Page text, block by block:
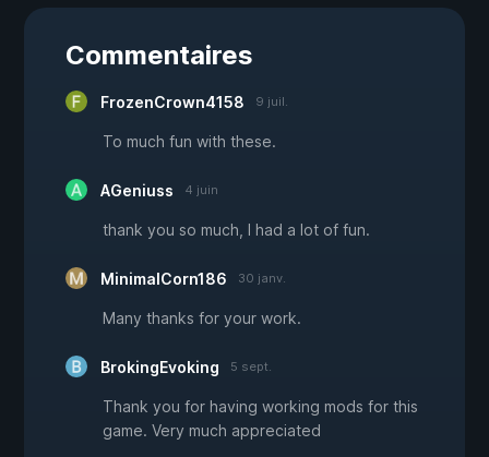
Commentaires
FrozenCrown4158 9 juil.
To much fun with these.
AGeniuss 4 juin
thank you so much, I had a lot of fun.
MinimalCorn186 30 janv.
Many thanks for your work.
BrokingEvoking 5 sept.
Thank you for having working mods for this
game. Very much appreciated